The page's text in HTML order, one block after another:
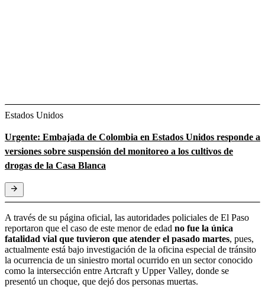
Estados Unidos
Urgente: Embajada de Colombia en Estados Unidos responde a
versiones sobre suspensión del monitoreo a los cultivos de
drogas de la Casa Blanca
A través de su página oficial, las autoridades policiales de El Paso
reportaron que el caso de este menor de edad no fue la única
fatalidad vial que tuvieron que atender el pasado martes, pues,
actualmente está bajo investigación de la oficina especial de tránsito
la ocurrencia de un siniestro mortal ocurrido en un sector conocido
como la intersección entre Artcraft y Upper Valley, donde se
presentó un choque, que dejó dos personas muertas.